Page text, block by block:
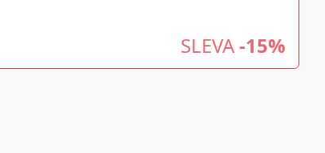
SLEVA -15%